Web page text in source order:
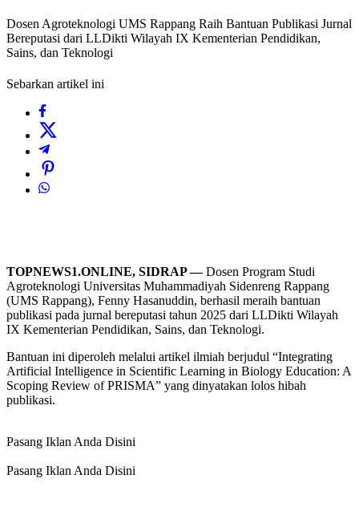
Dosen Agroteknologi UMS Rappang Raih Bantuan Publikasi Jurnal
Bereputasi dari LLDikti Wilayah IX Kementerian Pendidikan,
Sains, dan Teknologi
Sebarkan artikel ini
TOPNEWS1.ONLINE, SIDRAP —Dosen Program Studi
Agroteknologi Universitas Muhammadiyah Sidenreng Rappang
(UMS Rappang), Fenny Hasanuddin, berhasil meraih bantuan
publikasi pada jurnal bereputasi tahun 2025 dari LLDikti Wilayah
IX Kementerian Pendidikan, Sains, dan Teknologi.
Bantuan ini diperoleh melalui artikel ilmiah berjudul “Integrating
Artificial Intelligence in Scientific Learning in Biology Education: A
Scoping Review of PRISMA” yang dinyatakan lolos hibah
publikasi.
Pasang Iklan Anda Disini
Pasang Iklan Anda Disini